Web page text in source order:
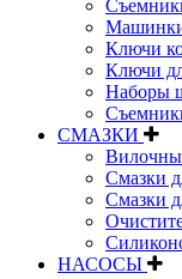
Ключи
Ключи
Наборы
СМАЗКИ
Смазки
Смазки
НАСОСЫ